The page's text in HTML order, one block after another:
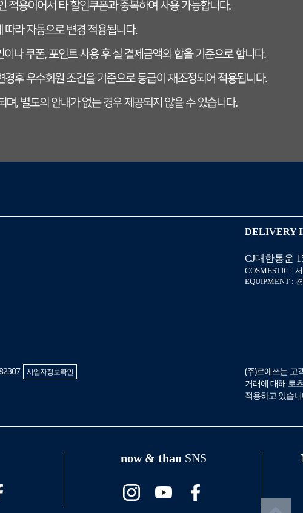
DELIVERY
CJ대한통운
COSMESTIC :
EQUIPMENT :
사업자정보확인
(주)르에쓰는 고
거래에 대해 토
적용하고 있습
now & than SNS